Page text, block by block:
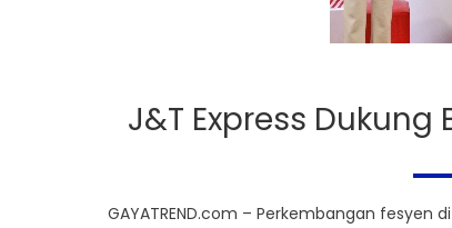
J&T Express
GAYATREND.com – Perkembangan